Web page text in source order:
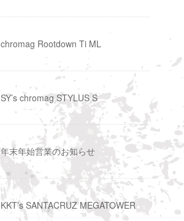
chromag Rootdown Ti ML
SY’s chromag STYLUS S
年末年始営業のお知らせ
KKT’s SANTACRUZ MEGATOWER